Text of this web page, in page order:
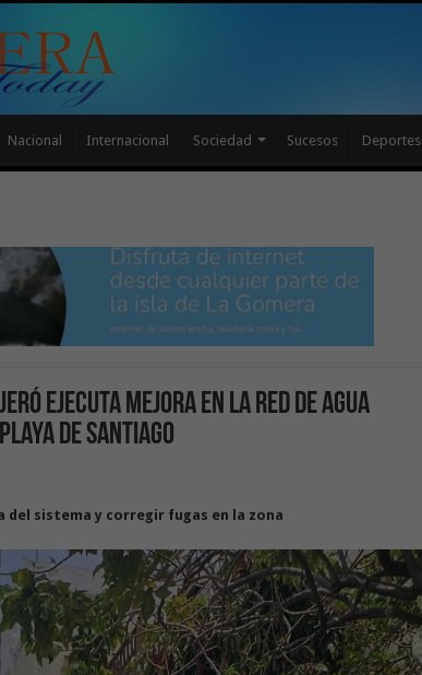
Nacional Internacional Sociedad Sucesos Deportes
ejecuta mejora en la red de agua
de Santiago
del sistema y corregir fugas en la zona